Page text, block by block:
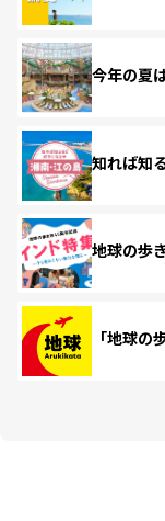
今年の夏
知れば知
地球の歩
「地球の